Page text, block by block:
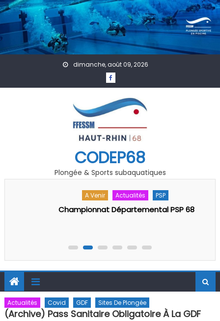
Skip to content
dimanche, août 09, 2026
CODEP68
Plongée & Sports subaquatiques
A Venir Actualités PSP
Championnat Départemental PSP 68
Actualités Covid GDF Sites De Plongée
(Archive) Pass Sanitaire Obligatoire À La GDF